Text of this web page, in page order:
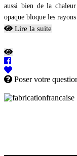
aussi bien de la
opaque bloque les
Lire la suite
Poser votre